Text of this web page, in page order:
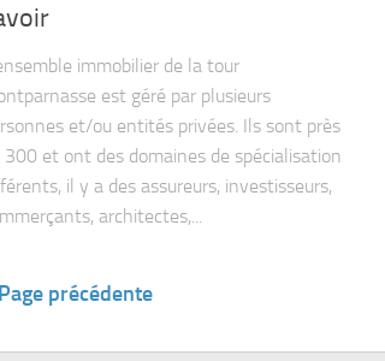
immobilier de la tour
est géré par plusieurs
et/ou entités privées. Ils sont près
300 et ont des domaines de spécialisation
il y a des assureurs, investisseurs,
architectes,...
précédente